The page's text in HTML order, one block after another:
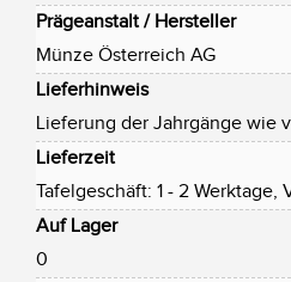
Prägeanstalt / Hersteller
Münze Österreich AG
Lieferhinweis
Lieferung der Jahrgänge wie
Lieferzeit
Tafelgeschäft: 1 - 2 Werktage,
Auf Lager
0